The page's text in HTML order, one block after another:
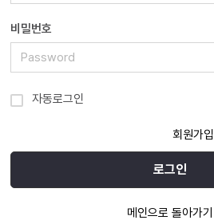
비밀번호
자동로그인
회원가입
로그인
메인으로 돌아가기